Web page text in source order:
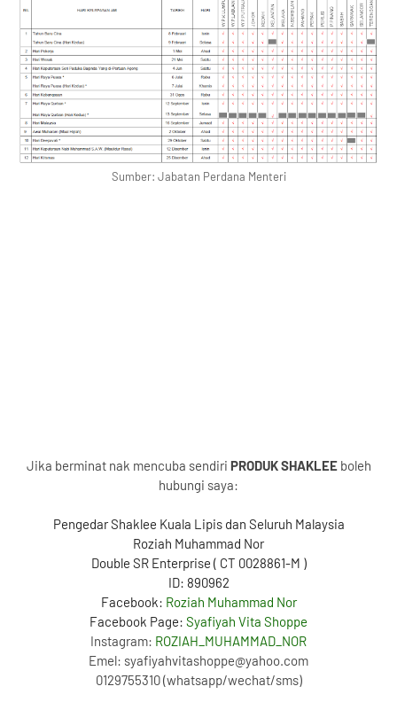
Sumber: Jabatan Perdana Menteri
Jika berminat nak mencuba sendiri PRODUK SHAKLEEboleh
hubungi saya:
Pengedar Shaklee Kuala Lipis dan Seluruh Malaysia
Roziah Muhammad Nor
Double SR Enterprise ( CT 0028861-M )
ID: 890962
Facebook: Roziah Muhammad Nor
Facebook Page: Syafiyah Vita Shoppe
Instagram: ROZIAH_MUHAMMAD_NOR
Emel: syafiyahvitashoppe@yahoo.com
0129755310 (whatsapp/wechat/sms)